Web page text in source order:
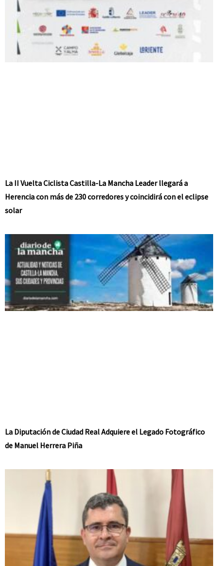
La II Vuelta Ciclista Castilla-La Mancha Leader llegará a
Herencia con más de 230 corredores y coincidirá con el eclipse
solar
La Diputación de Ciudad Real Adquiere el Legado Fotográfico
de Manuel Herrera Piña